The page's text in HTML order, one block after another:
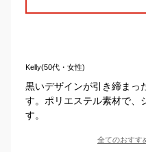
Kelly(50代・女性)
黒いデザインが引き締まっ
す。ポリエステル素材で、
す。
全てのおすす